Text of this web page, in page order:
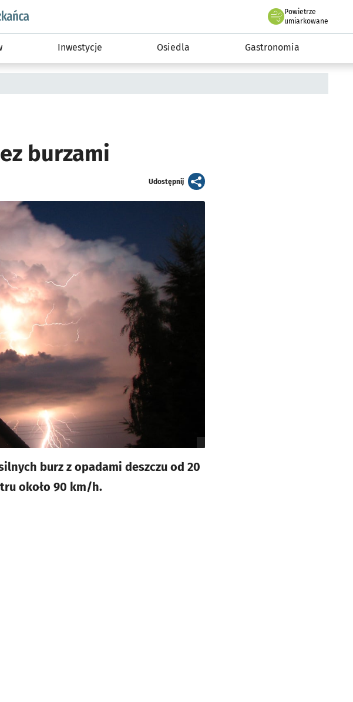
podserwis: Dla mieszkańca
Powietrze
we Wrocławiu
umiarkowane
Inwestycje Osiedla Gastronomia
burzami
Udostępnijartykuł
burz z opadami deszczu od 20
około 90 km/h.